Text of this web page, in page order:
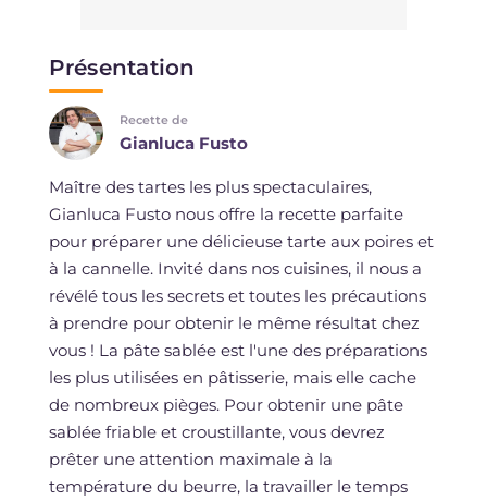
Présentation
Recette de
Gianluca Fusto
Maître des tartes les plus spectaculaires,
Gianluca Fusto nous offre la recette parfaite
pour préparer une délicieuse tarte aux poires et
à la cannelle. Invité dans nos cuisines, il nous a
révélé tous les secrets et toutes les précautions
à prendre pour obtenir le même résultat chez
vous ! La pâte sablée est l'une des préparations
les plus utilisées en pâtisserie, mais elle cache
de nombreux pièges. Pour obtenir une pâte
sablée friable et croustillante, vous devrez
prêter une attention maximale à la
température du beurre, la travailler le temps